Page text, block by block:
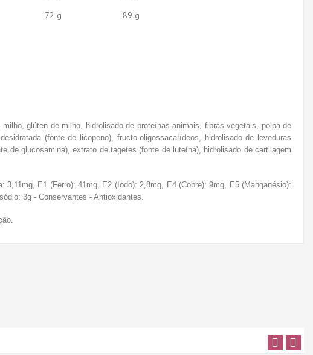
72 g 89 g
glúten de milho, hidrolisado de proteínas animais, fibras vegetais, polpa de
(fonte de licopeno), fructo-oligossacarídeos, hidrolisado de leveduras
de glucosamina), extrato de tagetes (fonte de luteína), hidrolisado de cartilagem
E1 (Ferro): 41mg, E2 (Iodo): 2,8mg, E4 (Cobre): 9mg, E5 (Manganésio):
3g - Conservantes - Antioxidantes.